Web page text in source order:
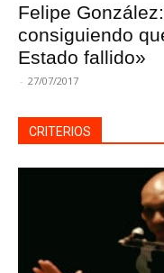
Felipe
consiguiendo
Estado fallido»
- 27/07/2017
CRITERIOS